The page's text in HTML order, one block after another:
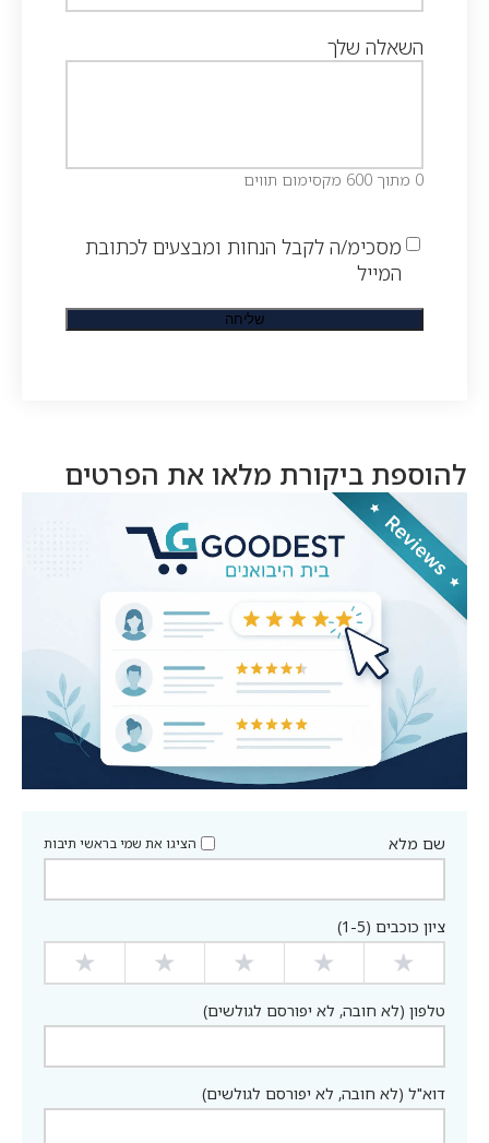
השאלה שלך
0 מתוך 600 מקסימום תווים
מסכימ/ה לקבל הנחות ומבצעים לכתובת
המייל
להוספת ביקורת מלאו את הפרטים
שם מלא הציגו את שמי בראשי תיבות
ציון כוכבים (1-5)
★
★
★
★
★
טלפון (לא חובה, לא יפורסם לגולשים)
דוא"ל (לא חובה, לא יפורסם לגולשים)